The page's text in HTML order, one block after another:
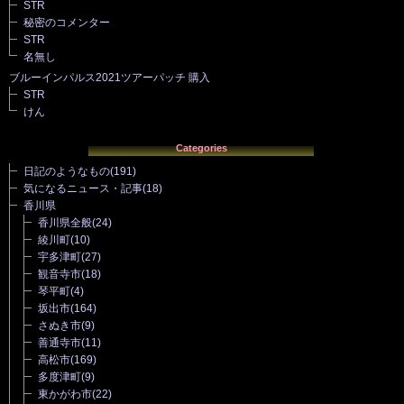
STR
秘密のコメンター
STR
名無し
ブルーインパルス2021ツアーパッチ 購入
STR
けん
Categories
日記のようなもの(191)
気になるニュース・記事(18)
香川県
香川県全般(24)
綾川町(10)
宇多津町(27)
観音寺市(18)
琴平町(4)
坂出市(164)
さぬき市(9)
善通寺市(11)
高松市(169)
多度津町(9)
東かがわ市(22)